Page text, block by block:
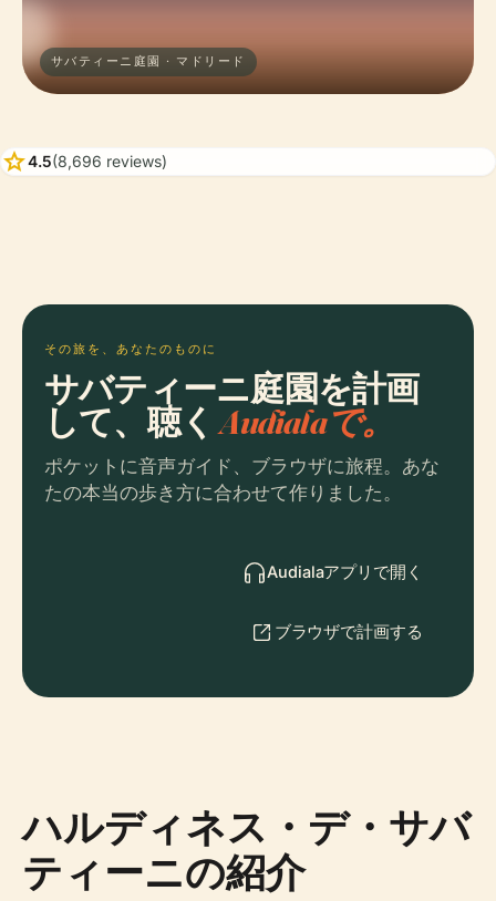
サバティーニ庭園 · マドリード
star4.5(8,696 reviews)
その旅を、あなたのものに
サバティーニ庭園を計画
して、聴くAudialaで。
ポケットに音声ガイド、ブラウザに旅程。あな
たの本当の歩き方に合わせて作りました。
Audialaアプリで開く
ブラウザで計画する
ハルディネス・デ・サバ
ティーニの紹介